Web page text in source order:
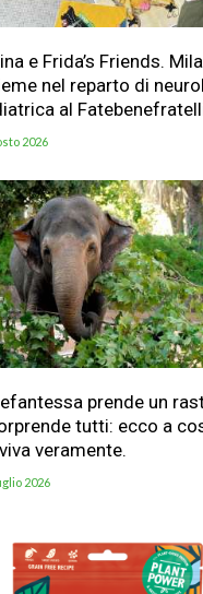
e Frida’s Friends.
nel reparto di
al
2026
prende un
tutti: ecco a
veramente.
2026